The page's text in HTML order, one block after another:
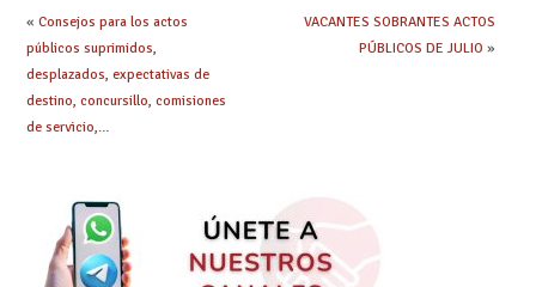
« Consejos para los actos
públicos suprimidos,
desplazados, expectativas de
destino, concursillo, comisiones
de servicio,…
VACANTES SOBRANTES ACTOS
PÚBLICOS DE JULIO »